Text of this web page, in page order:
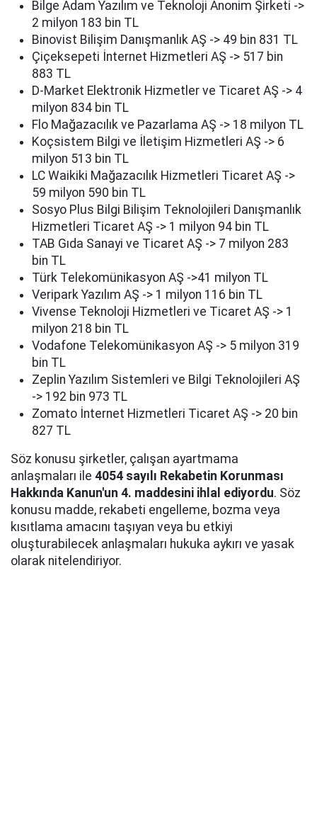
Bilge Adam Yazılım ve Teknoloji Anonim Şirketi ->
2 milyon 183 bin TL
Binovist Bilişim Danışmanlık AŞ -> 49 bin 831 TL
Çiçeksepeti İnternet Hizmetleri AŞ -> 517 bin
883 TL
D-Market Elektronik Hizmetler ve Ticaret AŞ -> 4
milyon 834 bin TL
Flo Mağazacılık ve Pazarlama AŞ -> 18 milyon TL
Koçsistem Bilgi ve İletişim Hizmetleri AŞ -> 6
milyon 513 bin TL
LC Waikiki Mağazacılık Hizmetleri Ticaret AŞ ->
59 milyon 590 bin TL
Sosyo Plus Bilgi Bilişim Teknolojileri Danışmanlık
Hizmetleri Ticaret AŞ -> 1 milyon 94 bin TL
TAB Gıda Sanayi ve Ticaret AŞ -> 7 milyon 283
bin TL
Türk Telekomünikasyon AŞ ->41 milyon TL
Veripark Yazılım AŞ -> 1 milyon 116 bin TL
Vivense Teknoloji Hizmetleri ve Ticaret AŞ -> 1
milyon 218 bin TL
Vodafone Telekomünikasyon AŞ -> 5 milyon 319
bin TL
Zeplin Yazılım Sistemleri ve Bilgi Teknolojileri AŞ
-> 192 bin 973 TL
Zomato İnternet Hizmetleri Ticaret AŞ -> 20 bin
827 TL
Söz konusu şirketler, çalışan ayartmama
anlaşmaları ile 4054 sayılı Rekabetin Korunması
Hakkında Kanun'un 4. maddesini ihlal ediyordu. Söz
konusu madde, rekabeti engelleme, bozma veya
kısıtlama amacını taşıyan veya bu etkiyi
oluşturabilecek anlaşmaları hukuka aykırı ve yasak
olarak nitelendiriyor.